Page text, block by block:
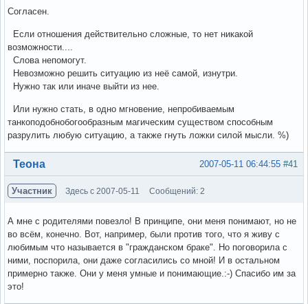
Согласен.
Если отношения действительно сложные, то нет никакой
возможности....
Слова непомогут.
Невозможно решить ситуацию из неё самой, изнутри.
Нужно так или иначе выйти из нее.
Или нужно стать, в одно мгновение, непробиваемым
танкоподобнобогообразным магическим существом способным
разрулить любую ситуацию, а также гнуть ложки силой мысли. %)
Вне форума #41
2007-05-11 06:44:55
Теона
Участник Здесь с 2007-05-11 Сообщений: 2
А мне с родителями повезло! В принципе, они меня понимают, но не
во всём, конечно. Вот, например, были против того, что я живу с
любимым что называется в "гражданском браке". Но поговорила с
ними, поспорила, они даже согласились со мной! И в остальном
примерно также. Они у меня умные и понимающие.:-) Спасибо им за
это!